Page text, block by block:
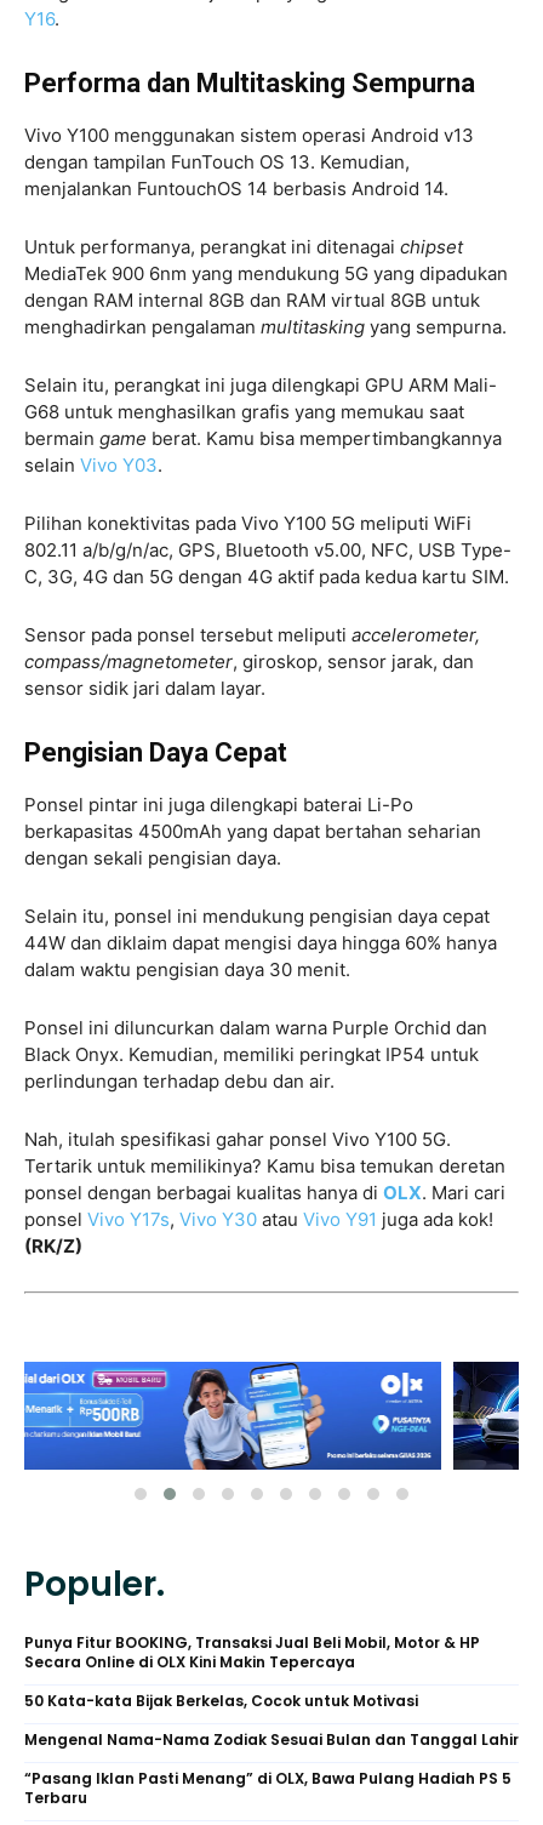
Y16.
Performa dan Multitasking Sempurna
Vivo Y100 menggunakan sistem operasi Android v13
dengan tampilan FunTouch OS 13. Kemudian,
menjalankan FuntouchOS 14 berbasis Android 14.
Untuk performanya, perangkat ini ditenagai chipset
MediaTek 900 6nm yang mendukung 5G yang dipadukan
dengan RAM internal 8GB dan RAM virtual 8GB untuk
menghadirkan pengalaman multitasking yang sempurna.
Selain itu, perangkat ini juga dilengkapi GPU ARM Mali-
G68 untuk menghasilkan grafis yang memukau saat
bermain game berat. Kamu bisa mempertimbangkannya
selain Vivo Y03.
Pilihan konektivitas pada Vivo Y100 5G meliputi WiFi
802.11 a/b/g/n/ac, GPS, Bluetooth v5.00, NFC, USB Type-
C, 3G, 4G dan 5G dengan 4G aktif pada kedua kartu SIM.
Sensor pada ponsel tersebut meliputi accelerometer,
compass/magnetometer, giroskop, sensor jarak, dan
sensor sidik jari dalam layar.
Pengisian Daya Cepat
Ponsel pintar ini juga dilengkapi baterai Li-Po
berkapasitas 4500mAh yang dapat bertahan seharian
dengan sekali pengisian daya.
Selain itu, ponsel ini mendukung pengisian daya cepat
44W dan diklaim dapat mengisi daya hingga 60% hanya
dalam waktu pengisian daya 30 menit.
Ponsel ini diluncurkan dalam warna Purple Orchid dan
Black Onyx. Kemudian, memiliki peringkat IP54 untuk
perlindungan terhadap debu dan air.
Nah, itulah spesifikasi gahar ponsel Vivo Y100 5G.
Tertarik untuk memilikinya? Kamu bisa temukan deretan
ponsel dengan berbagai kualitas hanya di OLX. Mari cari
ponsel Vivo Y17s, Vivo Y30 atau Vivo Y91 juga ada kok!
(RK/Z)
Populer.
Punya Fitur BOOKING, Transaksi Jual Beli Mobil, Motor & HP
Secara Online di OLX Kini Makin Tepercaya
50 Kata-kata Bijak Berkelas, Cocok untuk Motivasi
Mengenal Nama-Nama Zodiak Sesuai Bulan dan Tanggal Lahir
“Pasang Iklan Pasti Menang” di OLX, Bawa Pulang Hadiah PS 5
Terbaru